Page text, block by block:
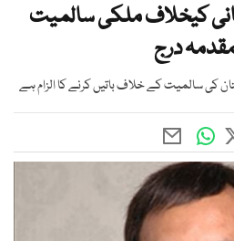
کیخلاف ملکی سالمیت
درج
کی سالمیت کے خلاف باتیں کرنے کا الزام ہے